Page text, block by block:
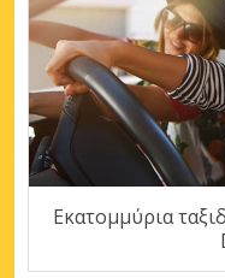
Εκατομμύρια